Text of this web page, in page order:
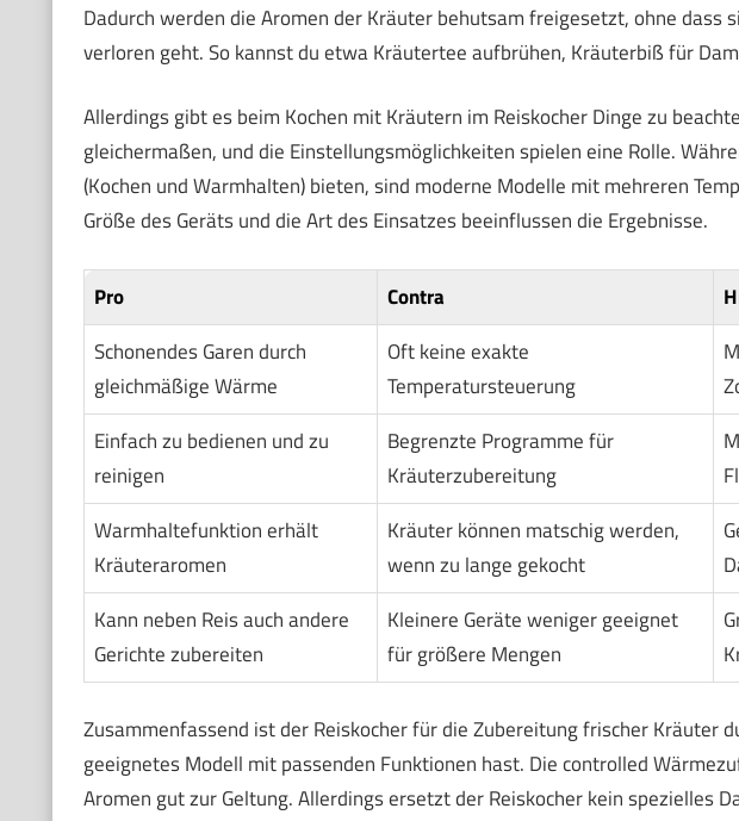
Dadurch werden die Aromen der Kräuter behutsam freigesetzt, ohne dass
verloren geht. So kannst du etwa Kräutertee aufbrühen, Kräuterbiß für
Allerdings gibt es beim Kochen mit Kräutern im Reiskocher Dinge zu
gleichermaßen, und die Einstellungsmöglichkeiten spielen eine Rolle.
(Kochen und Warmhalten) bieten, sind moderne Modelle mit mehreren
Größe des Geräts und die Art des Einsatzes beeinflussen die Ergebnisse.
Pro Contra
Schonendes Garen durch
gleichmäßige Wärme
Oft keine exakte
Temperatursteuerung
Einfach zu bedienen und zu
reinigen
Begrenzte Programme für
Kräuterzubereitung
Warmhaltefunktion erhält
Kräuteraromen
Kräuter können matschig werden,
wenn zu lange gekocht
Kann neben Reis auch andere
Gerichte zubereiten
Kleinere Geräte weniger geeignet
für größere Mengen
Zusammenfassend ist der Reiskocher für die Zubereitung frischer Kräuter
geeignetes Modell mit passenden Funktionen hast. Die controlled
Aromen gut zur Geltung. Allerdings ersetzt der Reiskocher kein spezielles